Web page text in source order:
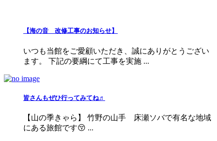
【海の音 改修工事のお知らせ】
いつも当館をご愛顧いただき、誠にありがとうござい
ます。 下記の要綱にて工事を実施 ...
皆さんもぜひ行ってみてね♬
【山の季きゃら】 竹野の山手 床瀬ソバで有名な地域
にある旅館です😚 ...